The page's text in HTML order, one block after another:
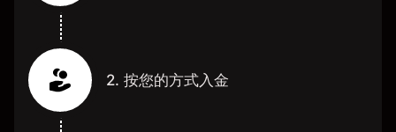
2. 按您的方式入金